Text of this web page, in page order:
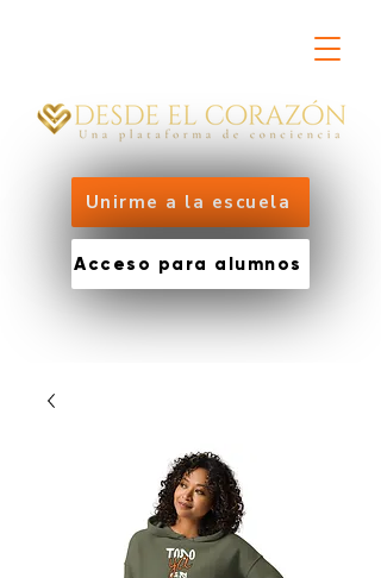
Unirme a la escuela
Acceso para alumnos